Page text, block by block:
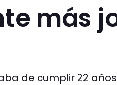
más
de cumplir 22